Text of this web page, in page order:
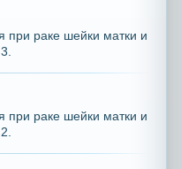
при раке шейки матки и
при раке шейки матки и